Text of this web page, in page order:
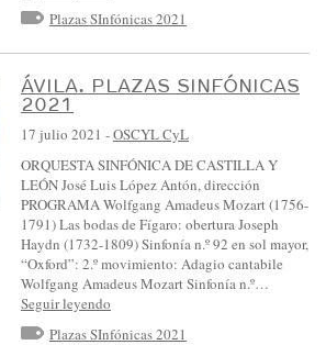
Plazas SInfónicas 2021
ÁVILA. PLAZAS SINFÓNICAS
2021
17 julio 2021 -OSCYL CyL
ORQUESTA SINFÓNICA DE CASTILLA Y
LEÓN José Luis López Antón, dirección
PROGRAMA Wolfgang Amadeus Mozart (1756-
1791) Las bodas de Fígaro: obertura Joseph
Haydn (1732-1809) Sinfonía n.º 92 en sol mayor,
“Oxford”: 2.º movimiento: Adagio cantabile
Wolfgang Amadeus Mozart Sinfonía n.º…
Seguir leyendo
Plazas SInfónicas 2021